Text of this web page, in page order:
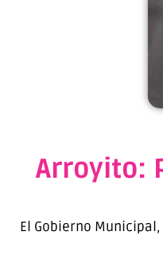
Arroyito:
El Gobierno